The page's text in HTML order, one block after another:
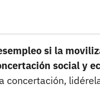
si la
social y
concertación,